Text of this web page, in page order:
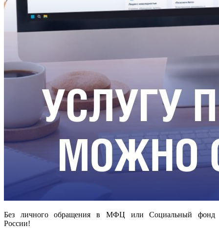
Без личного обращения в МФЦ или Социальный фонд
России!